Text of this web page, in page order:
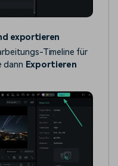
exportieren
Timeline für
dann Exportieren